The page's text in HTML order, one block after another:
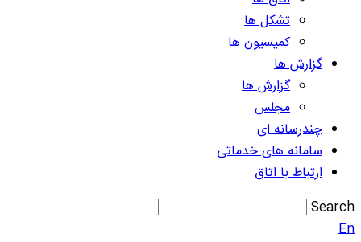
تشکل ها
کمیسیون ها
گزارش ها
گزارش ها
مجلس
چندرسانه ای
سامانه های خدماتی
ارتباط با اتاق
Search
En